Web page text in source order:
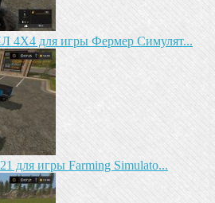
4X4 для игры Фермер Симулят...
для игры Farming Simulato...